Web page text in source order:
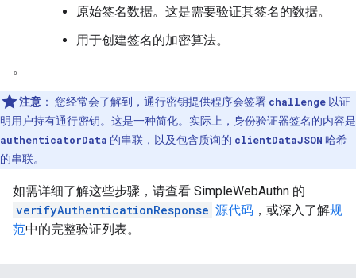
原始签名数据。这是需要验证其签名的数据。
用于创建签名的加密算法。
。
注意 ： 您经常会了解到，通行密钥提供程序会签署 challenge 以证
明用户持有通行密钥。这是一种简化。实际上，身份验证器签名的内容是
authenticatorData 的串联 ，以及包含质询的 clientDataJSON 哈希
的串联。
如需详细了解这些步骤，请查看 SimpleWebAuthn 的
verifyAuthenticationResponse 源代码 ，或深入了解规
范中的完整验证列表。